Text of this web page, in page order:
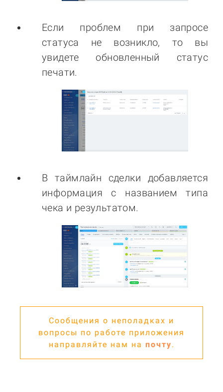
Если проблем при запросе
статуса не возникло, то вы
увидете обновленный статус
печати.
В таймлайн сделки добавляется
информация c названием типа
чека и результатом.
Сообщения о неполадках и
вопросы по работе приложения
направляйте нам на почту.